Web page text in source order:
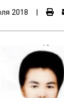
2018